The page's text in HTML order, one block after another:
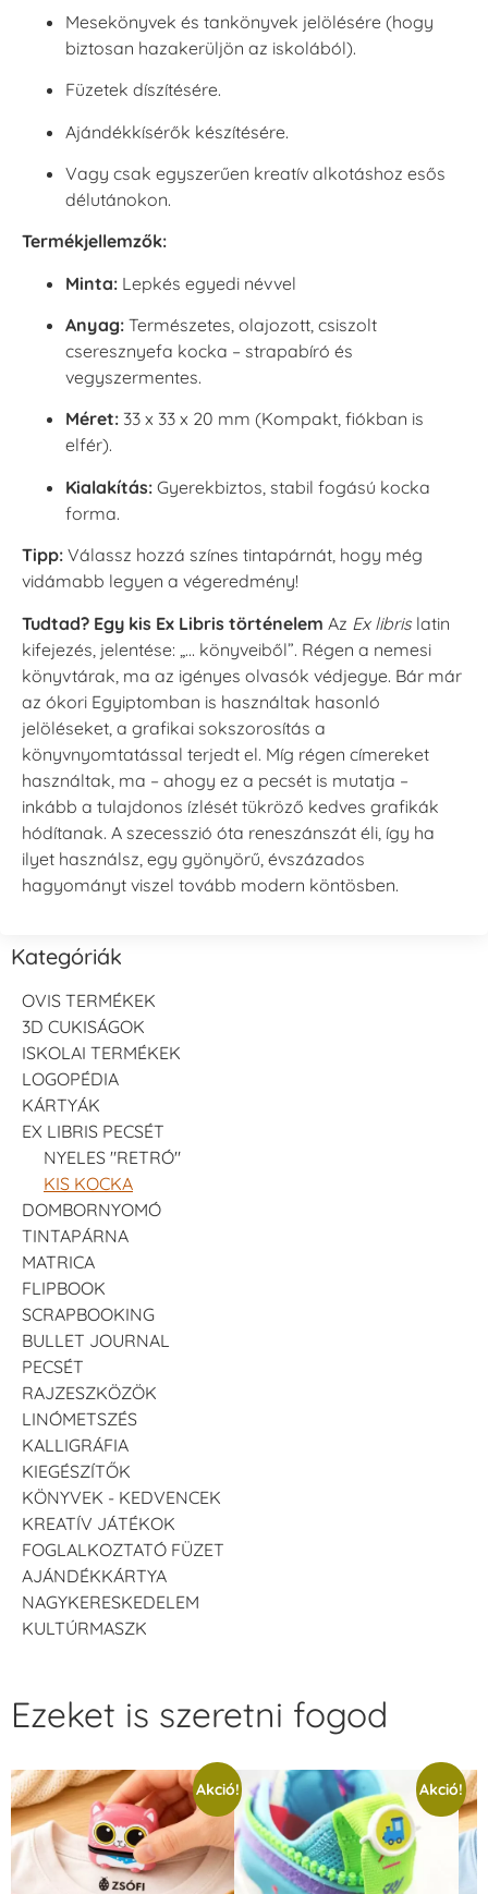
Mesekönyvek és tankönyvek jelölésére (hogy
biztosan hazakerüljön az iskolából).
Füzetek díszítésére.
Ajándékkísérők készítésére.
Vagy csak egyszerűen kreatív alkotáshoz esős
délutánokon.
Termékjellemzők:
Minta: Lepkés egyedi névvel
Anyag: Természetes, olajozott, csiszolt
cseresznyefa kocka – strapabíró és
vegyszermentes.
Méret: 33 x 33 x 20 mm (Kompakt, fiókban is
elfér).
Kialakítás: Gyerekbiztos, stabil fogású kocka
forma.
Tipp: Válassz hozzá színes tintapárnát, hogy még
vidámabb legyen a végeredmény!
Tudtad? Egy kis Ex Libris történelem Az Ex libris latin
kifejezés, jelentése: „… könyveiből”. Régen a nemesi
könyvtárak, ma az igényes olvasók védjegye. Bár már
az ókori Egyiptomban is használtak hasonló
jelöléseket, a grafikai sokszorosítás a
könyvnyomtatással terjedt el. Míg régen címereket
használtak, ma – ahogy ez a pecsét is mutatja –
inkább a tulajdonos ízlését tükröző kedves grafikák
hódítanak. A szecesszió óta reneszánszát éli, így ha
ilyet használsz, egy gyönyörű, évszázados
hagyományt viszel tovább modern köntösben.
Kategóriák
OVIS TERMÉKEK
3D CUKISÁGOK
ISKOLAI TERMÉKEK
LOGOPÉDIA
KÁRTYÁK
EX LIBRIS PECSÉT
NYELES "RETRÓ"
KIS KOCKA
DOMBORNYOMÓ
TINTAPÁRNA
MATRICA
FLIPBOOK
SCRAPBOOKING
BULLET JOURNAL
PECSÉT
RAJZESZKÖZÖK
LINÓMETSZÉS
KALLIGRÁFIA
KIEGÉSZÍTŐK
KÖNYVEK - KEDVENCEK
KREATÍV JÁTÉKOK
FOGLALKOZTATÓ FÜZET
AJÁNDÉKKÁRTYA
NAGYKERESKEDELEM
KULTÚRMASZK
Ezeket is szeretni fogod
Akció! Akció!